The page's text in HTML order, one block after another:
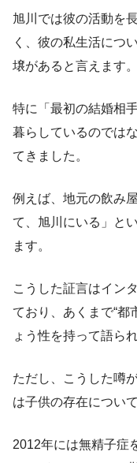
旭川では彼の活動を
く、彼の私生活につ
壌があると言えます。
特に「最初の結婚相
暮らしているのでは
てきました。
例えば、地元の飲み
て、旭川にいる」と
ます。
こうした証言はイン
ており、あくまで“都
ょう性を持って語ら
ただし、こうした噂
は子供の存在につい
2012年には無精子症